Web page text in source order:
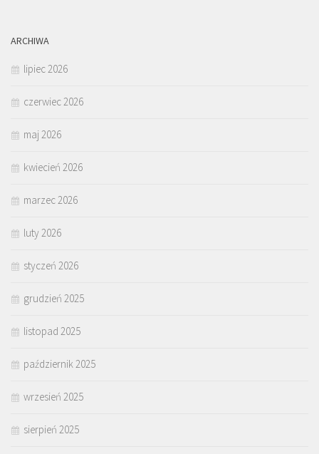
ARCHIWA
lipiec 2026
czerwiec 2026
maj 2026
kwiecień 2026
marzec 2026
luty 2026
styczeń 2026
grudzień 2025
listopad 2025
październik 2025
wrzesień 2025
sierpień 2025